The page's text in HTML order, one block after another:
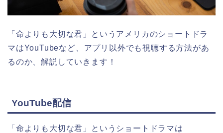
「命よりも大切な君」というアメリカのショートドラ
マはYouTubeなど、アプリ以外でも視聴する方法があ
るのか、解説していきます！
YouTube配信
「命よりも大切な君 」
というショートドラマは